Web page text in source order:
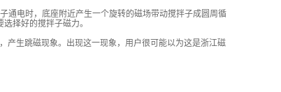
通电时，底座附近产生一个旋转的磁场带动搅拌子成圆周循
择好的搅拌子磁力。
产生跳磁现象。出现这一现象，用户很可能以为这是浙江磁